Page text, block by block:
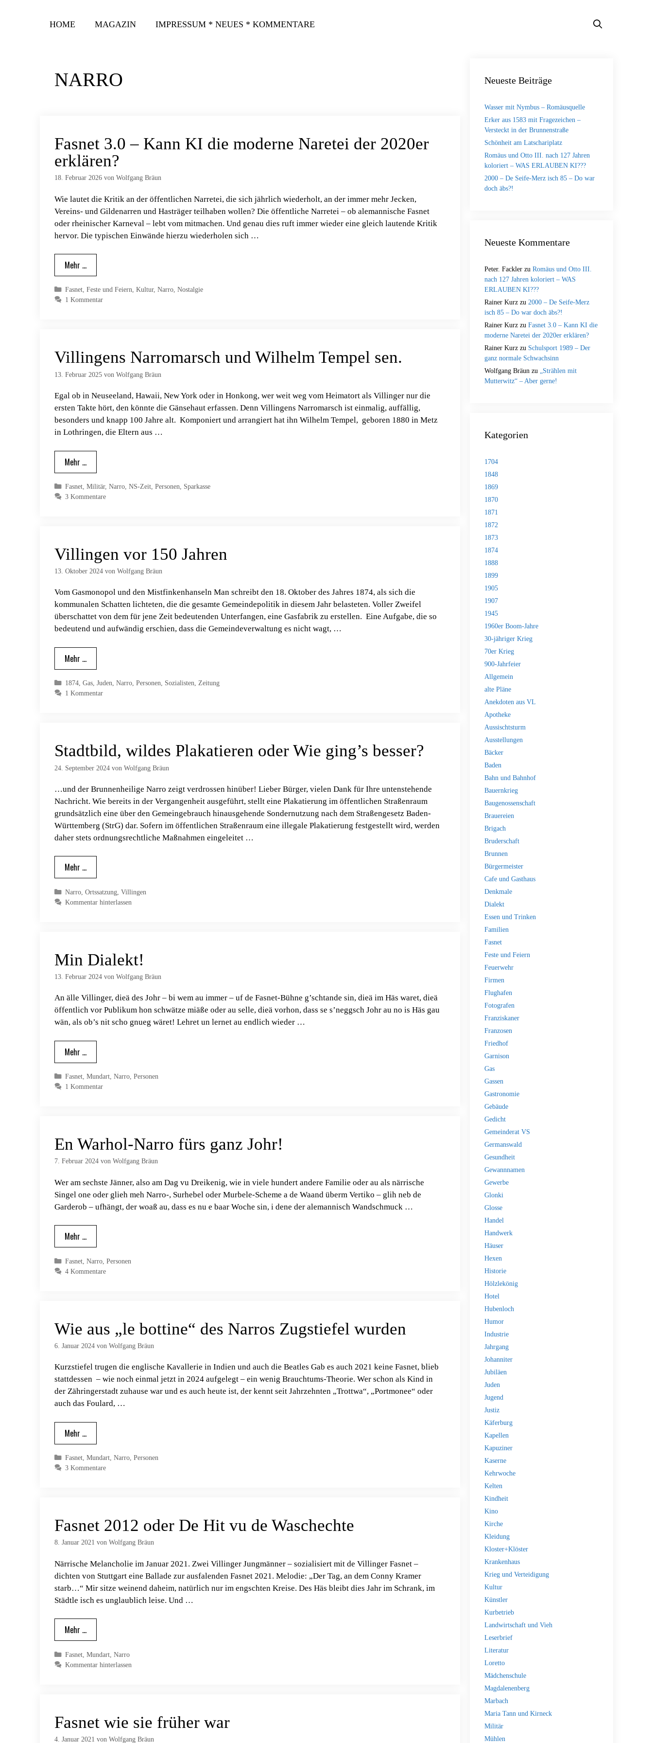
HOME MAGAZIN IMPRESSUM * NEUES * KOMMENTARE
NARRO
Fasnet 3.0 – Kann KI die moderne Naretei der 2020er
erklären?
18. Februar 2026 von Wolfgang Bräun
Wie lautet die Kritik an der öffentlichen Narretei, die sich jährlich wiederholt, an der immer mehr Jecken,
Vereins- und Gildenarren und Hasträger teilhaben wollen? Die öffentliche Narretei – ob alemannische Fasnet
oder rheinischer Karneval – lebt vom mitmachen. Und genau dies ruft immer wieder eine gleich lautende Kritik
hervor. Die typischen Einwände hierzu wiederholen sich …
Mehr …
Kategorien
Fasnet, Feste und Feiern, Kultur, Narro, Nostalgie
1 Kommentar
Villingens Narromarsch und Wilhelm Tempel sen.
13. Februar 2025 von Wolfgang Bräun
Egal ob in Neuseeland, Hawaii, New York oder in Honkong, wer weit weg vom Heimatort als Villinger nur die
ersten Takte hört, den könnte die Gänsehaut erfassen. Denn Villingens Narromarsch ist einmalig, auffällig,
besonders und knapp 100 Jahre alt. Komponiert und arrangiert hat ihn Wilhelm Tempel, geboren 1880 in Metz
in Lothringen, die Eltern aus …
Mehr …
Kategorien
Fasnet, Militär, Narro, NS-Zeit, Personen
Sparkasse
3 Kommentare
Villingen vor 150 Jahren
13. Oktober 2024 von Wolfgang Bräun
Vom Gasmonopol und den Mistfinkenhanseln Man schreibt den 18. Oktober des Jahres 1874, als sich die
kommunalen Schatten lichteten, die die gesamte Gemeindepolitik in diesem Jahr belasteten. Voller Zweifel
überschattet von dem für jene Zeit bedeutenden Unterfangen, eine Gasfabrik zu erstellen. Eine Aufgabe, die so
bedeutend und aufwändig erschien, dass die Gemeindeverwaltung es nicht wagt, …
Mehr …
Kategorien
1874, Gas, Juden, Narro, Personen, Sozialisten, Zeitung
1 Kommentar
Stadtbild, wildes Plakatieren oder Wie ging’s besser?
24. September 2024 von Wolfgang Bräun
…und der Brunnenheilige Narro zeigt verdrossen hinüber! Lieber Bürger, vielen Dank für Ihre untenstehende
Nachricht. Wie bereits in der Vergangenheit ausgeführt, stellt eine Plakatierung im öffentlichen Straßenraum
grundsätzlich eine über den Gemeingebrauch hinausgehende Sondernutzung nach dem Straßengesetz Baden-
Württemberg (StrG) dar. Sofern im öffentlichen Straßenraum eine illegale Plakatierung festgestellt wird, werden
daher stets ordnungsrechtliche Maßnahmen eingeleitet …
Mehr …
Kategorien
Narro, Ortssatzung, Villingen
Kommentar hinterlassen
Min Dialekt!
13. Februar 2024 von Wolfgang Bräun
An älle Villinger, dieä des Johr – bi wem au immer – uf de Fasnet-Bühne g’schtande sin, dieä im Häs waret, dieä
öffentlich vor Publikum hon schwätze miäße oder au selle, dieä vorhon, dass se s’neggsch Johr au no is Häs gau
wän, als ob’s nit scho gnueg wäret! Lehret un lernet au endlich wieder …
Mehr …
Kategorien
Fasnet, Mundart, Narro, Personen
1 Kommentar
En Warhol-Narro fürs ganz Johr!
7. Februar 2024 von Wolfgang Bräun
Wer am sechste Jänner, also am Dag vu Dreikenig, wie in viele hundert andere Familie oder au als närrische
Singel one oder glieh meh Narro-, Surhebel oder Murbele-Scheme a de Waand überm Vertiko – glih neb de
Garderob – ufhängt, der woaß au, dass es nu e baar Woche sin, i dene der alemannisch Wandschmuck …
Mehr …
Kategorien
Fasnet, Narro, Personen
4 Kommentare
Wie aus „le bottine“ des Narros Zugstiefel wurden
6. Januar 2024 von Wolfgang Bräun
Kurzstiefel trugen die englische Kavallerie in Indien und auch die Beatles Gab es auch 2021 keine Fasnet, blieb
stattdessen – wie noch einmal jetzt in 2024 aufgelegt – ein wenig Brauchtums-Theorie. Wer schon als Kind in
der Zähringerstadt zuhause war und es auch heute ist, der kennt seit Jahrzehnten „Trottwa“, „Portmonee“ oder
auch das Foulard, …
Mehr …
Kategorien
Fasnet, Mundart, Narro, Personen
3 Kommentare
Fasnet 2012 oder De Hit vu de Waschechte
8. Januar 2021 von Wolfgang Bräun
Närrische Melancholie im Januar 2021. Zwei Villinger Jungmänner – sozialisiert mit de Villinger Fasnet –
dichten von Stuttgart eine Ballade zur ausfalenden Fasnet 2021. Melodie: „Der Tag, an dem Conny Kramer
starb…“ Mir sitze weinend daheim, natürlich nur im engschten Kreise. Des Häs bleibt dies Jahr im Schrank, im
Städtle isch es unglaublich leise. Und …
Mehr …
Kategorien
Fasnet, Mundart, Narro
Kommentar hinterlassen
Fasnet wie sie früher war
4. Januar 2021 von Wolfgang Bräun
Neueste Beiträge
Wasser mit Nymbus – Romäusquelle
Erker aus 1583 mit Fragezeichen –
Versteckt in der Brunnenstraße
Schönheit am Latschariplatz
Romäus und Otto III. nach 127 Jahren
koloriert – WAS ERLAUBEN KI???
2000 – De Seife-Merz isch 85 – Do war
doch äbs?!
Neueste Kommentare
Peter. Fackler zu Romäus und Otto III.
nach 127 Jahren koloriert – WAS
ERLAUBEN KI???
Rainer Kurz zu 2000 – De Seife-Merz
isch 85 – Do war doch äbs?!
Rainer Kurz zu Fasnet 3.0 – Kann KI die
moderne Naretei der 2020er erklären?
Rainer Kurz zu Schulsport 1989 – Der
ganz normale Schwachsinn
Wolfgang Bräun zu „Strählen mit
Mutterwitz“ – Aber gerne!
Kategorien
1704
1848
1869
1870
1871
1872
1873
1874
1888
1899
1905
1907
1945
1960er Boom-Jahre
30-jähriger Krieg
70er Krieg
900-Jahrfeier
Allgemein
alte Pläne
Anekdoten aus VL
Apotheke
Aussischtsturm
Ausstellungen
Bäcker
Baden
Bahn und Bahnhof
Bauernkrieg
Baugenossenschaft
Brauereien
Brigach
Bruderschaft
Brunnen
Bürgermeister
Cafe und Gasthaus
Denkmale
Dialekt
Essen und Trinken
Familien
Fasnet
Feste und Feiern
Feuerwehr
Firmen
Flughafen
Fotografen
Franziskaner
Franzosen
Friedhof
Garnison
Gas
Gassen
Gastronomie
Gebäude
Gedicht
Gemeinderat VS
Germanswald
Gesundheit
Gewannnamen
Gewerbe
Glonki
Glosse
Handel
Handwerk
Häuser
Hexen
Historie
Hölzlekönig
Hotel
Hubenloch
Humor
Industrie
Jahrgang
Johanniter
Jubiläen
Juden
Jugend
Justiz
Käferburg
Kapellen
Kapuziner
Kaserne
Kehrwoche
Kelten
Kindheit
Kino
Kirche
Kleidung
Kloster+Klöster
Krankenhaus
Krieg und Verteidigung
Kultur
Künstler
Kurbetrieb
Landwirtschaft und Vieh
Leserbrief
Literatur
Loretto
Mädchenschule
Magdalenenberg
Marbach
Maria Tann und Kirneck
Militär
Mühlen